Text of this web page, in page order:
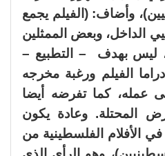
وأضاف: (الفيلم يجمع
الداخل، وبعض الممثلين
ليس بهدف – التطبيع –
الفيلم ورغبة مخرجه
عمله، كما تفرضه أيضا
المحتلة. وعادة يكون
في الأفلام الفلسطينية من